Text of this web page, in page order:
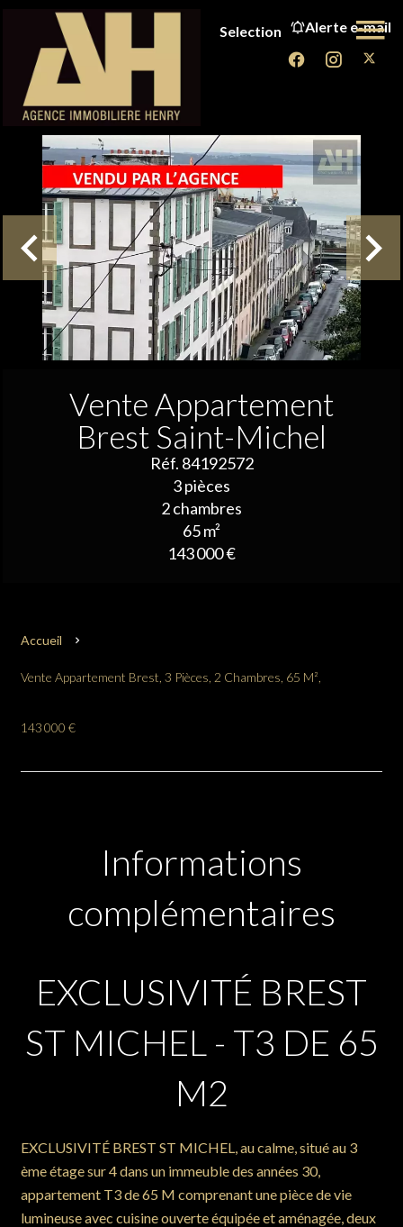
Selection Alerte e-mail
Vente Appartement
Brest Saint-Michel
Réf. 84192572
3 pièces
2 chambres
65 m²
143 000 €
Accueil
Vente Appartement Brest, 3 Pièces, 2 Chambres, 65 M²,
143 000 €
Informations
complémentaires
EXCLUSIVITÉ BREST
ST MICHEL - T3 DE 65
M2
EXCLUSIVITÉ BREST ST MICHEL, au calme, situé au 3
ème étage sur 4 dans un immeuble des années 30,
appartement T3 de 65 M comprenant une pièce de vie
lumineuse avec cuisine ouverte équipée et aménagée, deux